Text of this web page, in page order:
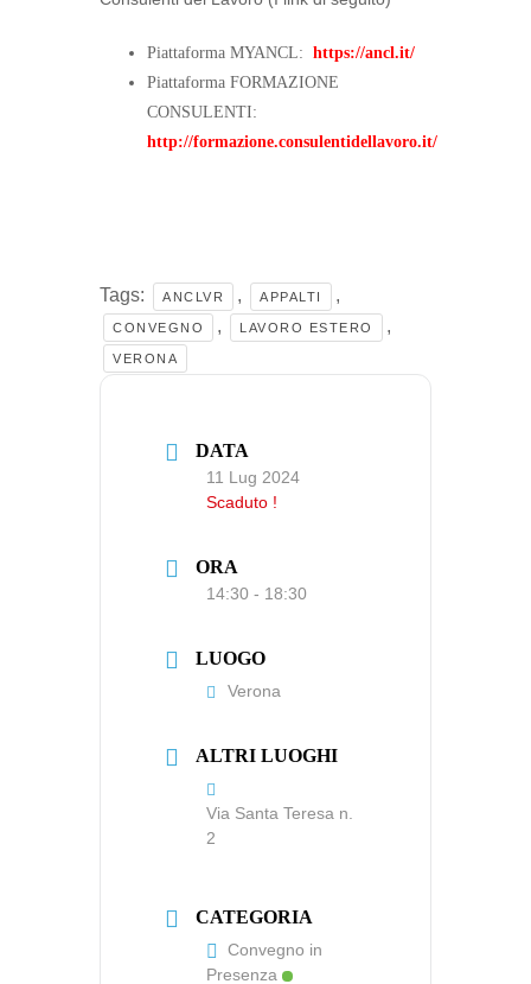
Piattaforma MYANCL: https://ancl.it/
Piattaforma FORMAZIONE
CONSULENTI:
http://formazione.consulentidellavoro.it/
Tags: ANCLVR , APPALTI ,
CONVEGNO , LAVORO ESTERO ,
VERONA
DATA
11 Lug 2024
Scaduto !
ORA
14:30 - 18:30
LUOGO
Verona
ALTRI LUOGHI
Via Santa Teresa n.
2
CATEGORIA
Convegno in
Presenza